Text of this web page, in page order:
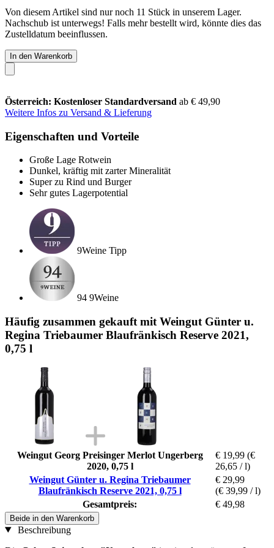
Von diesem Artikel sind nur noch 11 Stück in unserem Lager.
Nachschub ist unterwegs! Falls mehr bestellt wird, könnte dies das
Zustelldatum beeinflussen.
In den Warenkorb
Österreich: Kostenloser Standardversand ab € 49,90
Weitere Infos zu Versand & Lieferung
Eigenschaften und Vorteile
Große Lage Rotwein
Dunkel, kräftig mit zarter Mineralität
Super zu Rind und Burger
Sehr gutes Lagerpotential
9Weine Tipp
94 9Weine
Häufig zusammen gekauft mit Weingut Günter u.
Regina Triebaumer Blaufränkisch Reserve 2021,
0,75 l
Weingut Georg Preisinger Merlot Ungerberg
2020, 0,75 l
€ 19,99 (€
26,65 / l)
Weingut Günter u. Regina Triebaumer
Blaufränkisch Reserve 2021, 0,75 l
€ 29,99
(€ 39,99 / l)
Gesamtpreis:
€ 49,98
Beide in den Warenkorb
Beschreibung